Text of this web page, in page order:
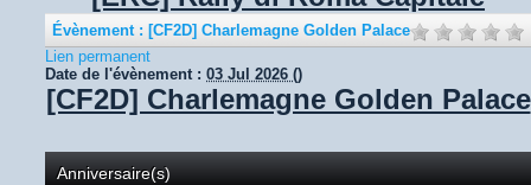
Évènement : [CF2D] Charlemagne Golden Palace
Lien permanent
Date de l'évènement : 03 Jul 2026 ()
[CF2D] Charlemagne Golden Palace
Anniversaire(s)